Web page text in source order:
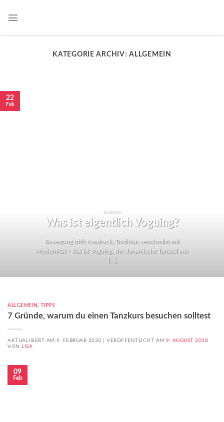
KATEGORIE ARCHIV:ALLGEMEIN
TANZWIKI
Was ist eigentlich Voguing?
Bewegung trifft Ausdruck, Tradition verschmilzt mit
Modernität – das ist Voguing, der dynamische Tanzstil aus
[...]
22
Feb
ALLGEMEIN TIPPS
7 Gründe, warum du einen Tanzkurs besuchen solltest
AKTUALISIERT AM 9. FEBRUAR 2020 |VERÖFFENTLICHT AM9. AUGUST 2018
VON
LISA
09
Feb